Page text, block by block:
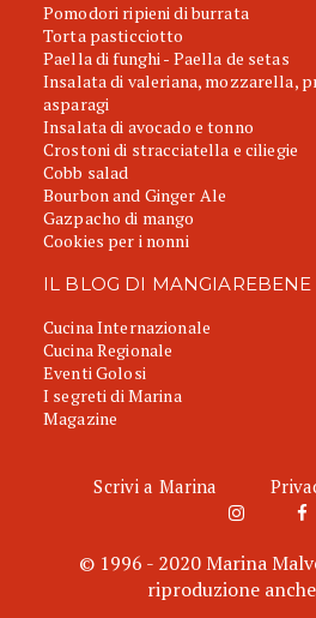
Pomodori ripieni di burrata
Torta pasticciotto
Paella di funghi - Paella de setas
Insalata di valeriana, mozzarella,
asparagi
Insalata di avocado e tonno
Crostoni di stracciatella e ciliegie
Cobb salad
Bourbon and Ginger Ale
Gazpacho di mango
Cookies per i nonni
IL BLOG DI MANGIAREBENE
Cucina Internazionale
Cucina Regionale
Eventi Golosi
I segreti di Marina
Magazine
Scrivi a Marina
© 1996 - 2020 Marina
riproduzione